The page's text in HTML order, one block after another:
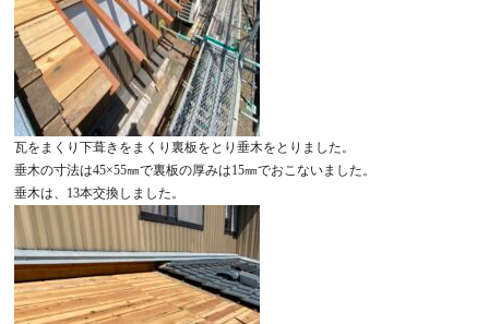
瓦をまくり下葺きをまくり裏板をとり垂木をとりました。
垂木の寸法は45×55㎜で裏板の厚みは15㎜でおこないました。
垂木は、13本交換しました。